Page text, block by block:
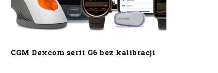
CGM Dexcom serii G6 bez kalibracji